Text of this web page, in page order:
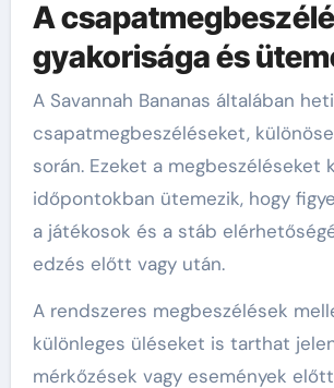
A
gyakorisága és
A Savannah Bananas általában
csapatmegbeszéléseket,
során. Ezeket a megbeszéléseket
időpontokban ütemezik, hogy
a játékosok és a stáb
edzés előtt vagy után.
A rendszeres megbeszélések
különleges üléseket is tarthat
mérkőzések vagy események